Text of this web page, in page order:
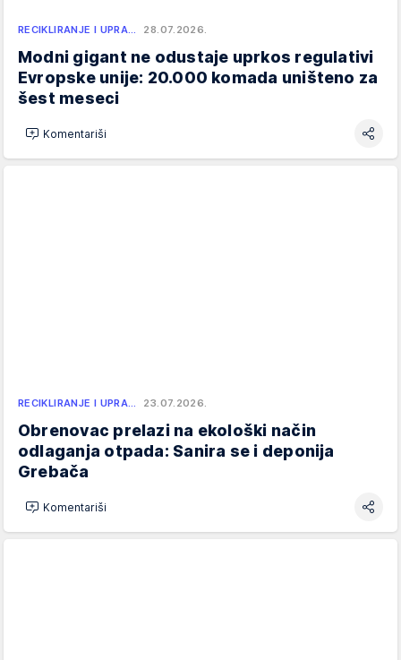
RECIKLIRANJE I UPRA… 28.07.2026.
Modni gigant ne odustaje uprkos regulativi
Evropske unije: 20.000 komada uništeno za
šest meseci
Komentariši
RECIKLIRANJE I UPRA… 23.07.2026.
Obrenovac prelazi na ekološki način
odlaganja otpada: Sanira se i deponija
Grebača
Komentariši